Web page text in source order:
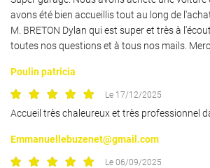
INSCRIPTION
avons été bien accueillis tout au long de
M. BRETON Dylan qui est super et très à
toutes nos questions et à tous nos mails.
Poulin patricia
Le 17/12/2025
Accueil très chaleureux et très professionnel
Emmanuellebuzenet@gmail.com
Le 06/09/2025